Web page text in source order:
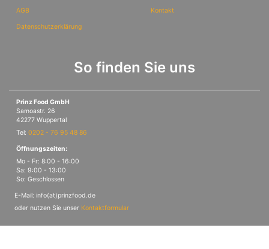
AGB
Datenschutzerklärung
Kontakt
So finden Sie uns
Prinz Food GmbH
Samoastr. 26
42277 Wuppertal
Tel: 0202 - 76 95 48 86
Öffnungszeiten:
Mo - Fr: 8:00 - 16:00
Sa: 9:00 - 13:00
So: Geschlossen
E-Mail: info(at)prinzfood.de
oder nutzen Sie unser Kontaktformular